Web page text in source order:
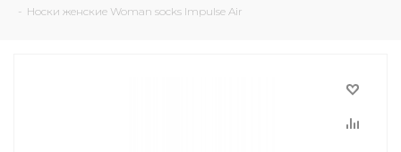
- Носки женские Woman socks Impulse Air